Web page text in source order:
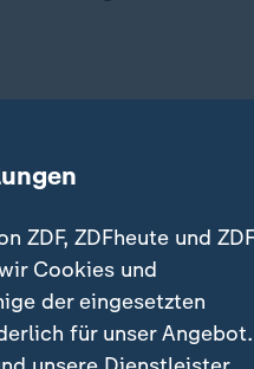
Chancen auf
Zigaretten am
mit etwa 25
ZDF, ZDFheute und
Cookies und
der eingesetzten
für unser